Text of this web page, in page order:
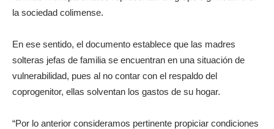
la sociedad colimense.
En ese sentido, el documento establece que las madres
solteras jefas de familia se encuentran en una situación de
vulnerabilidad, pues al no contar con el respaldo del
coprogenitor, ellas solventan los gastos de su hogar.
“Por lo anterior consideramos pertinente propiciar condiciones